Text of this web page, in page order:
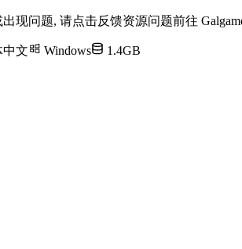
现问题, 请点击反馈资源问题前往
中文 Windows 1.4GB